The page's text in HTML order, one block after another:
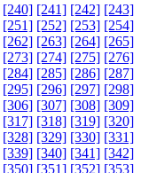
[240] [241] [242] [243]
[251] [252] [253] [254]
[262] [263] [264] [265]
[273] [274] [275] [276]
[284] [285] [286] [287]
[295] [296] [297] [298]
[306] [307] [308] [309]
[317] [318] [319] [320]
[328] [329] [330] [331]
[339] [340] [341] [342]
[350] [351] [352] [353]